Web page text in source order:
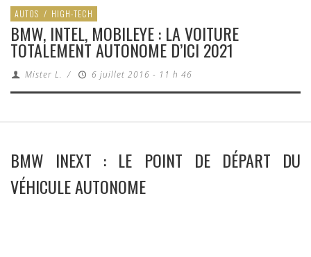
AUTOS / HIGH-TECH
BMW, INTEL, MOBILEYE : LA VOITURE
TOTALEMENT AUTONOME D’ICI 2021
Mister L. / 6 juillet 2016 - 11 h 46
BMW INEXT : LE POINT DE DÉPART DU
VÉHICULE AUTONOME